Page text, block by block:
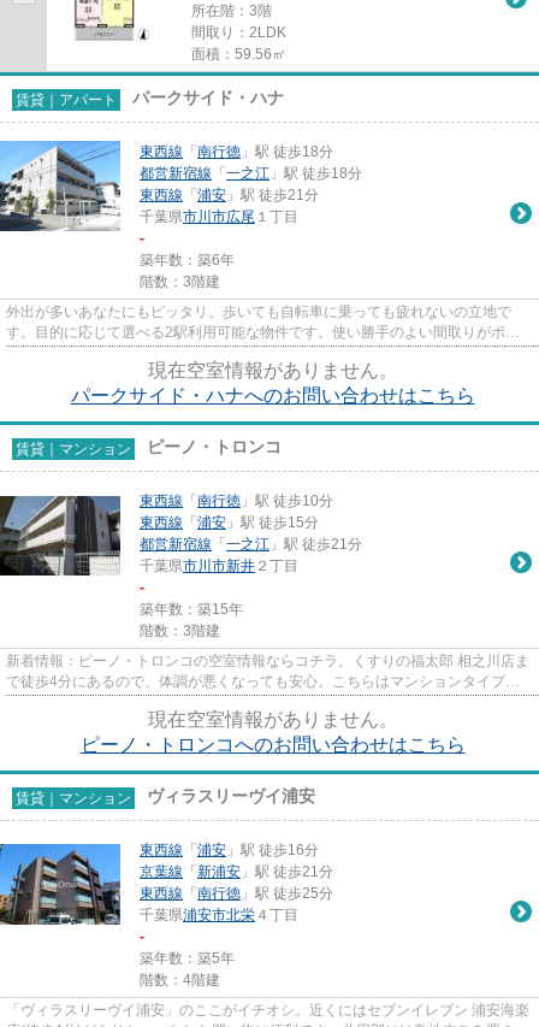
所在階：3階
間取り：2LDK
面積：59.56㎡
賃貸｜アパート パークサイド・ハナ
東西線 「 南行徳 」駅 徒歩18分
都営新宿線 「 一之江 」駅 徒歩18分
東西線 「 浦安 」駅 徒歩21分
千葉県市川市広尾 １丁目
-
築年数：築6年
階数：3階建
外出が多いあなたにもピッタリ。歩いても自転車に乗っても疲れないの立地で
す。目的に応じて選べる2駅利用可能な物件です。使い勝手のよい間取りがポイ
現在空室情報がありません。
パークサイド・ハナへのお問い合わせはこちら
賃貸｜マンション ピーノ・トロンコ
東西線 「 南行徳 」駅 徒歩10分
東西線 「 浦安 」駅 徒歩15分
都営新宿線 「 一之江 」駅 徒歩21分
千葉県市川市新井 ２丁目
-
築年数：築15年
階数：3階建
新着情報：ピーノ・トロンコの空室情報ならコチラ。くすりの福太郎 相之川店ま
で徒歩4分にあるので、体調が悪くなっても安心。こちらはマンションタイプに
現在空室情報がありません。
ピーノ・トロンコへのお問い合わせはこちら
賃貸｜マンション ヴィラスリーヴイ浦安
東西線 「 浦安 」駅 徒歩16分
京葉線 「 新浦安 」駅 徒歩21分
東西線 「 南行徳 」駅 徒歩25分
千葉県浦安市北栄 ４丁目
-
築年数：築5年
階数：4階建
「ヴィラスリーヴイ浦安」のここがイチオシ。近くにはセブンイレブン 浦安海楽